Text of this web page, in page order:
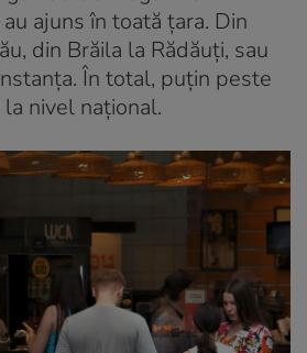
ajuns în toată țara. Din
din Brăila la Rădăuți, sau
În total, puțin peste
nivel național.